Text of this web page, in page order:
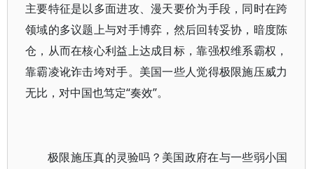
主要特征是以多面进攻、漫天要价为手段，同时在跨
领域的多议题上与对手博弈，然后回转妥协，暗度陈
仓，从而在核心利益上达成目标，靠强权维系霸权，
靠霸凌讹诈击垮对手。美国一些人觉得极限施压威力
无比，对中国也笃定“奏效”。
极限施压真的灵验吗？美国政府在与一些弱小国